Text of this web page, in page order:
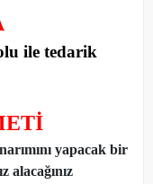
ile tedarik
yapacak bir
alacağınız